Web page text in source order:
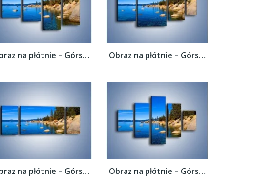
Obraz na płótnie – Górska rzeka latem –... Obraz na płótnie – Górska rzeka latem –...
Obraz na płótnie – Górska rzeka latem –... Obraz na płótnie – Górska rzeka latem –...